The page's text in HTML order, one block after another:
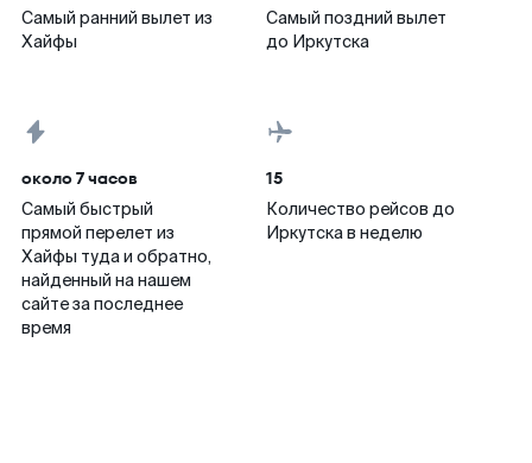
Самый ранний вылет из
Хайфы
Самый поздний вылет
до Иркутска
около 7 часов
Самый быстрый
прямой перелет из
Хайфы туда и обратно,
найденный на нашем
сайте за последнее
время
15
Количество рейсов до
Иркутска в неделю